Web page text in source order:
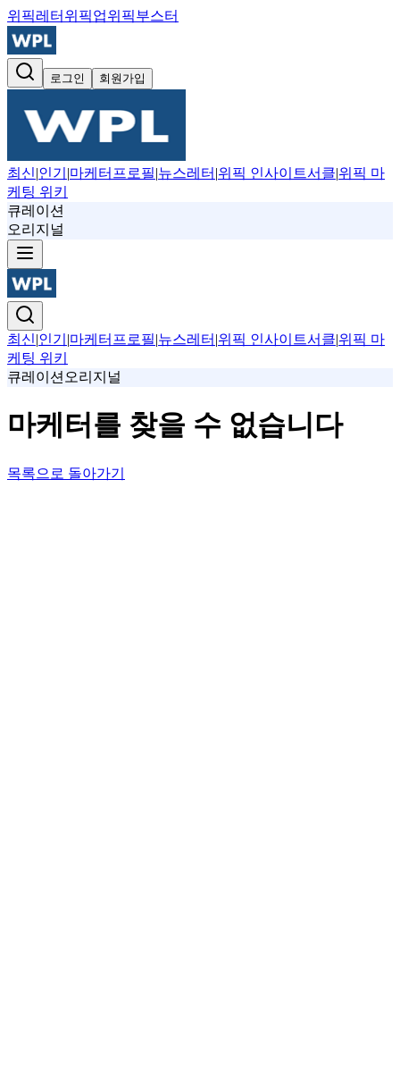
위픽레터 위픽업위픽부스터
로그인 회원가입
최신|인기 |마케터프로필|뉴스레터 |위픽 인사이트서클|위픽 마
케팅 위키
큐레이션
오리지널
최신|인기 |마케터프로필|뉴스레터 |위픽 인사이트서클|위픽 마
케팅 위키
큐레이션 오리지널
마케터를 찾을 수 없습니다
목록으로 돌아가기